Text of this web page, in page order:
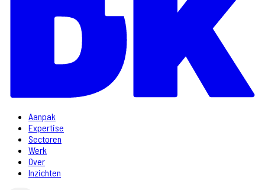
Aanpak
Expertise
Sectoren
Werk
Over
Inzichten